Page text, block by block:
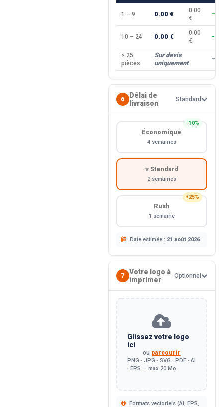
1 – 9 0.00 €
0.00
€
—
10 – 24 0.00 €
0.00
€
> 25
pièces
Sur devis
uniquement
—
6
Délai de
livraison
Standard
−10%
Économique
4 semaines
⭐ Standard
2 semaines
+25%
Rush
1 semaine
Date estimée : 21 août 2026
7
Votre logo à
imprimer
Optionnel
Glissez votre logo
ici
ou parcourir
PNG · JPG · SVG · PDF · AI
· EPS — max 20 Mo
Formats vectoriels (AI, EPS,